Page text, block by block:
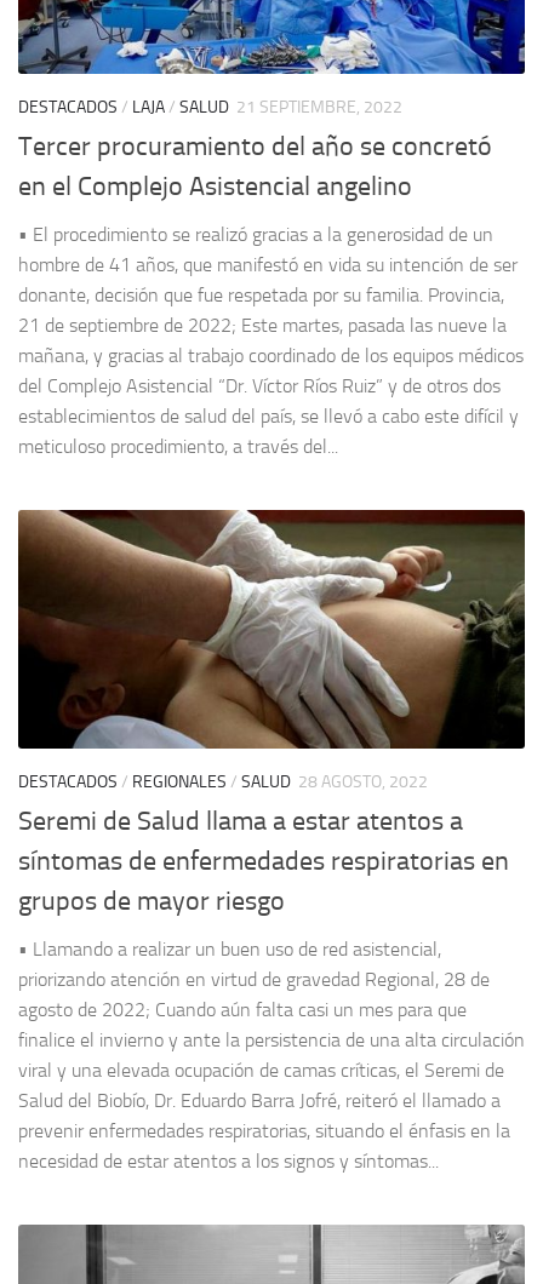
DESTACADOS / LAJA/ SALUD 21 SEPTIEMBRE, 2022
Tercer procuramiento del año se concretó
en el Complejo Asistencial angelino
• El procedimiento se realizó gracias a la generosidad de un
hombre de 41 años, que manifestó en vida su intención de ser
donante, decisión que fue respetada por su familia. Provincia,
21 de septiembre de 2022; Este martes, pasada las nueve la
mañana, y gracias al trabajo coordinado de los equipos médicos
del Complejo Asistencial “Dr. Víctor Ríos Ruiz” y de otros dos
establecimientos de salud del país, se llevó a cabo este difícil y
meticuloso procedimiento, a través del...
DESTACADOS / REGIONALES / SALUD 28 AGOSTO, 2022
Seremi de Salud llama a estar atentos a
síntomas de enfermedades respiratorias en
grupos de mayor riesgo
• Llamando a realizar un buen uso de red asistencial,
priorizando atención en virtud de gravedad Regional, 28 de
agosto de 2022; Cuando aún falta casi un mes para que
finalice el invierno y ante la persistencia de una alta circulación
viral y una elevada ocupación de camas críticas, el Seremi de
Salud del Biobío, Dr. Eduardo Barra Jofré, reiteró el llamado a
prevenir enfermedades respiratorias, situando el énfasis en la
necesidad de estar atentos a los signos y síntomas...